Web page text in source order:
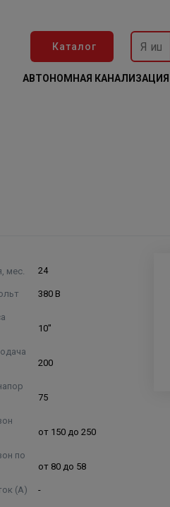
Каталог
АВТОНОМНАЯ КАНАЛИЗАЦИЯ
мес.
24
380 В
10"
200
75
от 150 до 250
по
от 80 до 58
(А) -